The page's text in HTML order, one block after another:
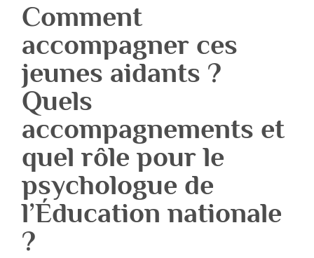
Comment
accompagner ces
jeunes aidants ?
Quels
accompagnements et
quel rôle pour le
psychologue de
l’Éducation nationale
?